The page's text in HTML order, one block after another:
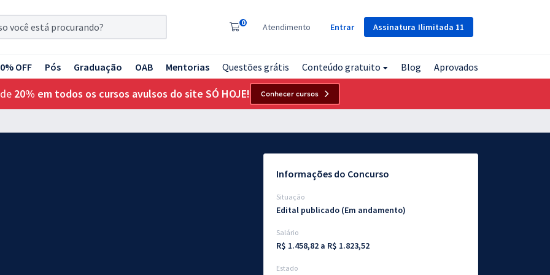
Assinatura Ilimitada 11
0 Atendimento Entrar
OFF Pós Graduação OAB Mentorias Questões grátis Conteúdo gratuito Blog Aprovados
20% em todos os cursos avulsos do site SÓ HOJE! Conhecer cursos
Informações do Concurso
Situação
Edital publicado (Em andamento)
Salário
R$ 1.458,82 a R$ 1.823,52
Estado